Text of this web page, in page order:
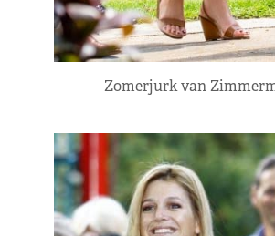
Zomerjurk van